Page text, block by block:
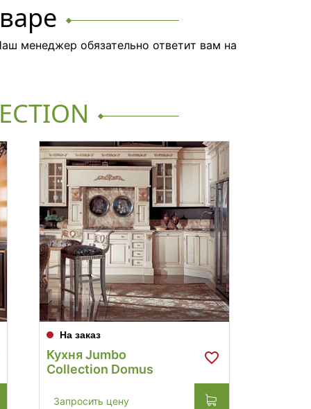
менеджер обязательно ответит вам на
На заказ
Кухня Jumbo
Collection Domus
Запросить цену